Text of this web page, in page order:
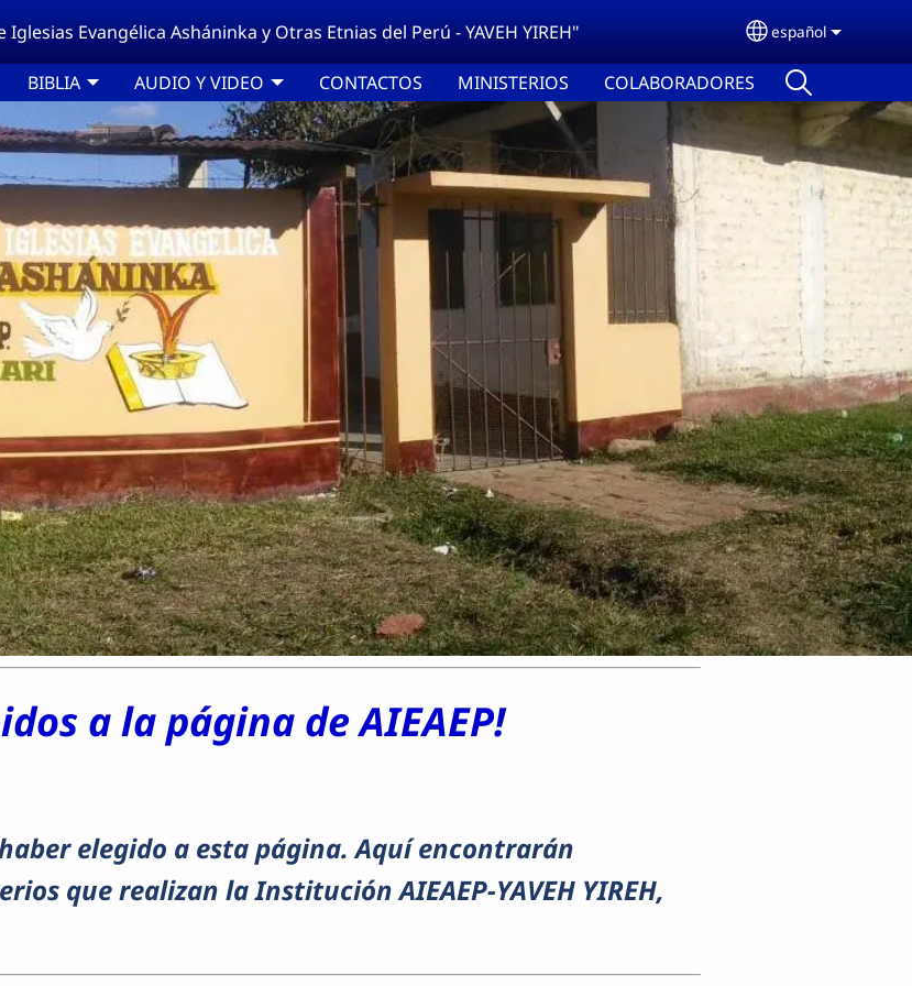
Iglesias Evangélica Asháninka y Otras Etnias del Perú - YAVEH YIREH" Select your
español
BIBLIA AUDIO Y VIDEO CONTACTOS MINISTERIOS COLABORADORES
a la página de AIEAEP!
elegido a esta página. Aquí encontrarán
que realizan la Institución AIEAEP-YAVEH YIREH,